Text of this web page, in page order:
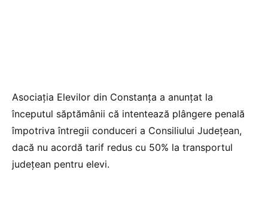
Asociația Elevilor din Constanța a anunțat la
începutul săptămânii că intentează plângere penală
împotriva întregii conduceri a Consiliului Județean,
dacă nu acordă tarif redus cu 50% la transportul
județean pentru elevi.